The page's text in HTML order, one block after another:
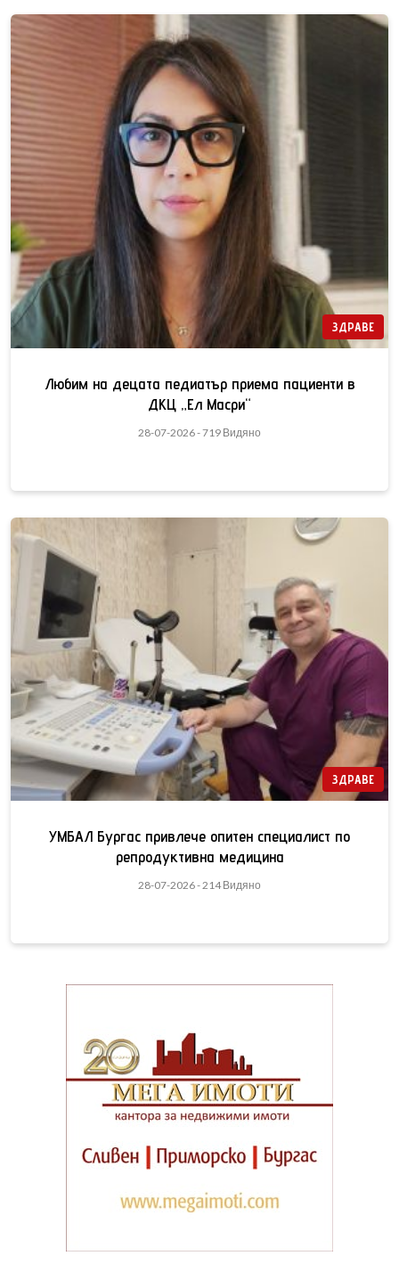
ЗДРАВЕ
Любим на децата педиатър приема пациенти в
ДКЦ „Ел Масри“
28-07-2026 - 719 Видяно
ЗДРАВЕ
УМБАЛ Бургас привлече опитен специалист по
репродуктивна медицина
28-07-2026 - 214 Видяно